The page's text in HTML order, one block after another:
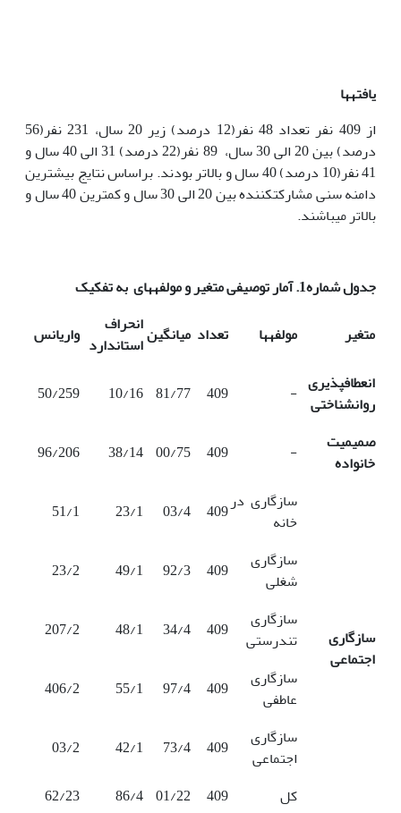
یافته­ها
از 409 نفر تعداد 48 نفر(12 درصد) زیر 20 سال، 231 نفر(56
درصد) بین 20 الی 30 سال، 89 نفر(22 درصد) 31 الی 40 سال و
41 نفر(10 درصد) 40 سال و بالاتر بودند. براساس نتایج بیشترین
دامنه سنی مشارکت­کننده بین 20 الی 30 سال و کمترین 40 سال و
بالاتر می­باشند.
جدول شماره1. آمار توصیفی متغیر و مولفه­های به تفکیک
متغیر
مولفهها تعداد میانگینانحراف
استاندارد واریانس
انعطاف­پذیری
روانشناختی -
409
81/77
10/16
50/259
صمیمیت
خانواده
-
409
00/75
38/14
96/206
سازگاری
اجتماعی
سازگاری در
خانه
409
03/4
23/1
51/1
سازگاری
شغلی
409
92/3
49/1
23/2
سازگاری
تندرستی
409
34/4
48/1
207/2
سازگاری
عاطفی
409
97/4
55/1
406/2
سازگاری
اجتماعی
409
73/4
42/1
03/2
کل
409
01/22
86/4
62/23